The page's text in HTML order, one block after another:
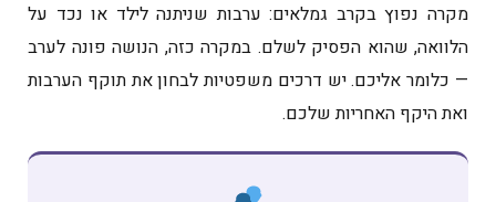
מקרה נפוץ בקרב גמלאים: ערבות שניתנה לילד או נכד על
הלוואה, שהוא הפסיק לשלם. במקרה כזה, הנושה פונה לערב
— כלומר אליכם. יש דרכים משפטיות לבחון את תוקף הערבות
ואת היקף האחריות שלכם.